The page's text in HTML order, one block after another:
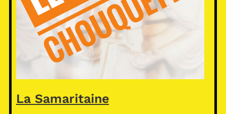
La Samaritaine